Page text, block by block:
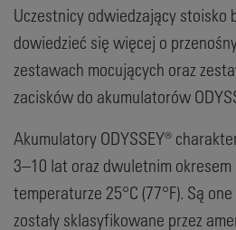
Uczestnicy odwiedzający stoisko
dowiedzieć się więcej o
zestawach mocujących oraz
zacisków do akumulatorów
Akumulatory ODYSSEY®
3–10 lat oraz dwuletnim
temperaturze 25°C (77°F). Są
zostały sklasyfikowane przez